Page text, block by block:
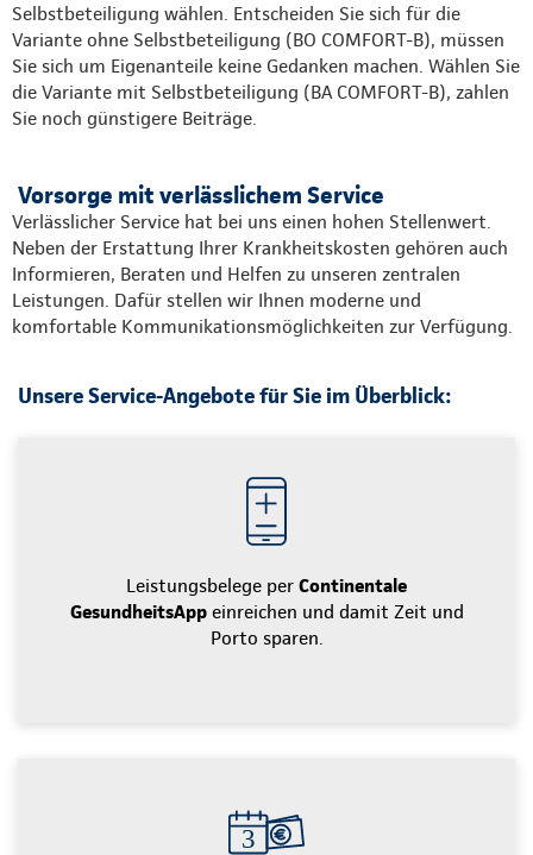
Selbstbeteiligung wählen. Entscheiden Sie sich für die
Variante ohne Selbstbeteiligung (BO COMFORT-B), müssen
Sie sich um Eigenanteile keine Gedanken machen. Wählen Sie
die Variante mit Selbstbeteiligung (BA COMFORT-B), zahlen
Sie noch günstigere Beiträge.
Vorsorge mit verlässlichem Service
Verlässlicher Service hat bei uns einen hohen Stellenwert.
Neben der Erstattung Ihrer Krankheitskosten gehören auch
Informieren, Beraten und Helfen zu unseren zentralen
Leistungen. Dafür stellen wir Ihnen moderne und
komfortable Kommunikationsmöglichkeiten zur Verfügung.
Unsere Service-Angebote für Sie im Überblick:
Leistungsbelege per Continentale
GesundheitsAppeinreichen und damit Zeit und
Porto sparen.